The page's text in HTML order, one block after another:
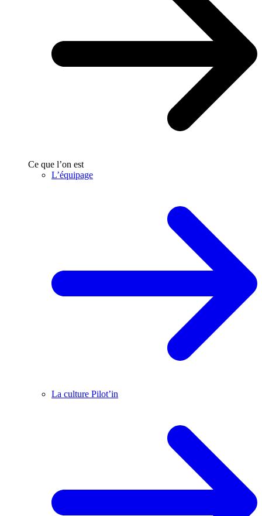
Ce que l’on est
L’équipage
La culture Pilot’in